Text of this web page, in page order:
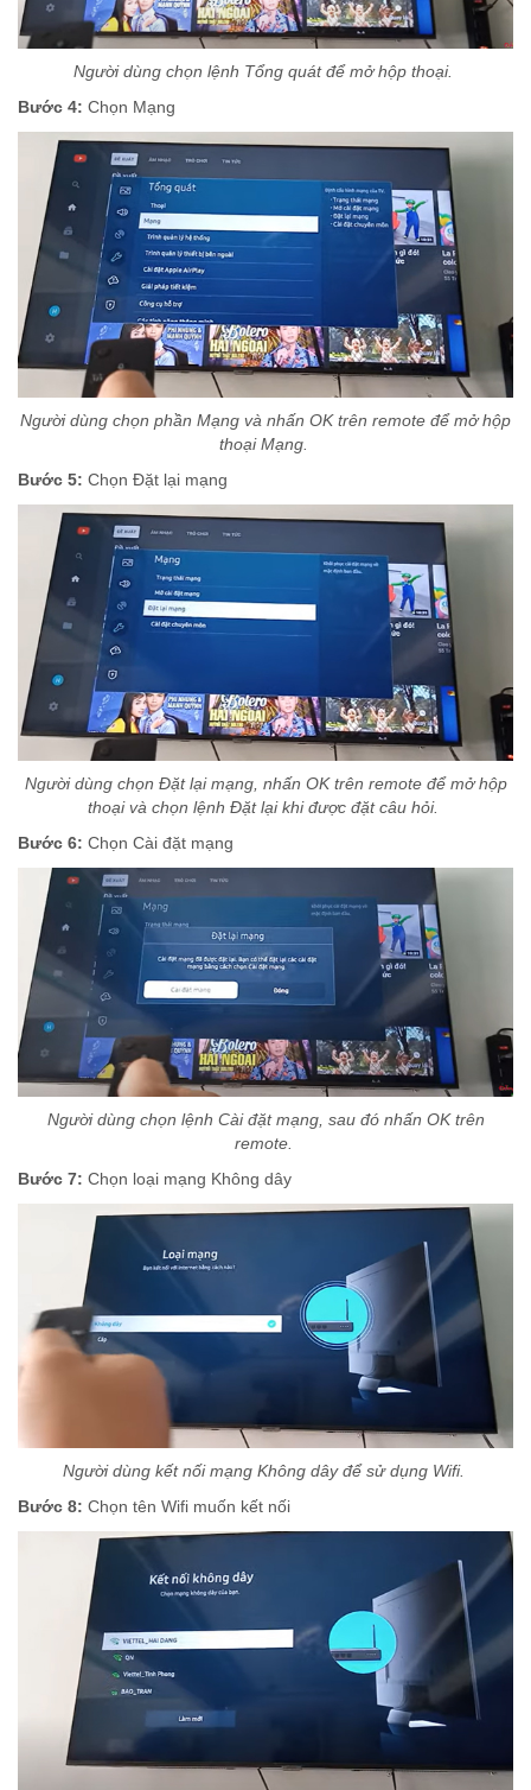
Người dùng chọn lệnh Tổng quát để mở hộp thoại.
Bước 4: Chọn Mạng
Người dùng chọn phần Mạng và nhấn OK trên remote để mở hộp
thoại Mạng.
Bước 5: Chọn Đặt lại mạng
Người dùng chọn Đặt lại mạng, nhấn OK trên remote để mở hộp
thoại và chọn lệnh Đặt lại khi được đặt câu hỏi.
Bước 6: Chọn Cài đặt mạng
Người dùng chọn lệnh Cài đặt mạng, sau đó nhấn OK trên
remote.
Bước 7: Chọn loại mạng Không dây
Người dùng kết nối mạng Không dây để sử dụng Wifi.
Bước 8: Chọn tên Wifi muốn kết nối